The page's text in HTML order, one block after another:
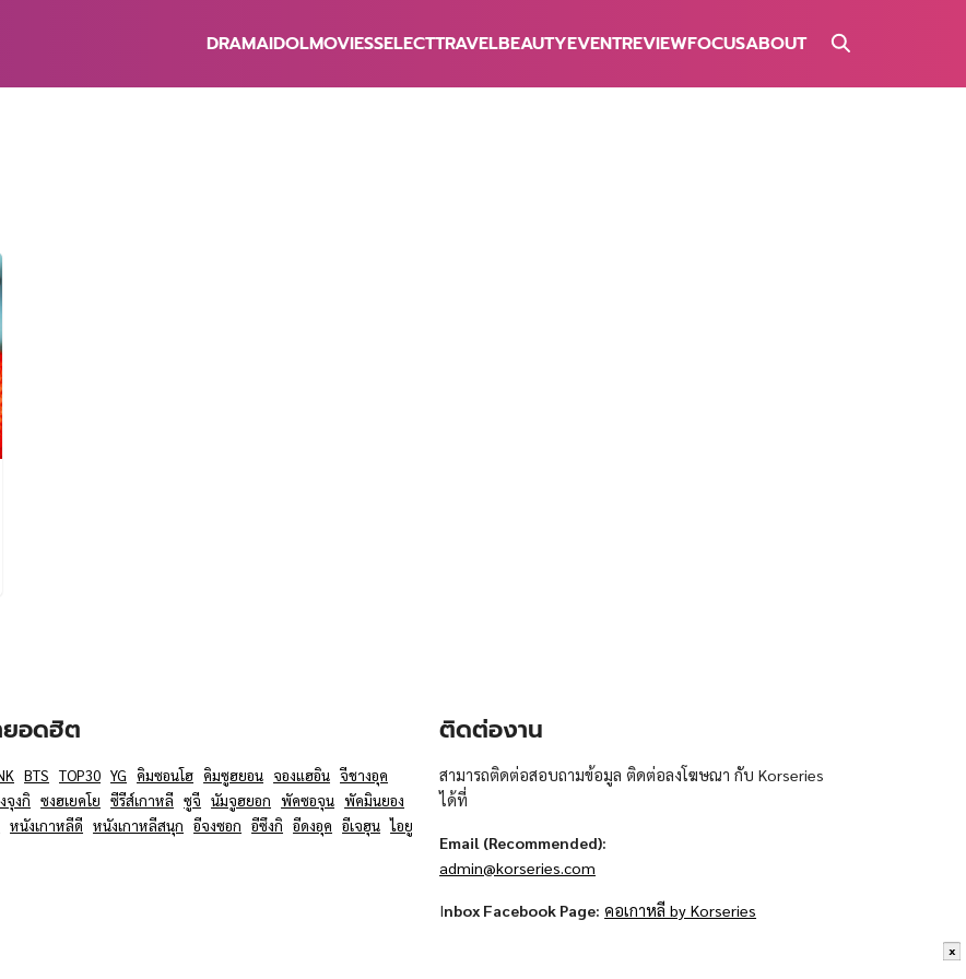
x
DRAMAIDOLMOVIESSELECTTRAVELBEAUTYEVENTREVIEWFOCUSABOUT
ยอดฮิต
BTS TOP30 YG คิมซอนโฮ คิมซูฮยอน จองแฮอิน จีชางอุค
จุงกิ ซงฮเยคโย ซีรีส์เกาหลี ซูจี นัมจูฮยอก พัคซอจุน พัคมินยอง
หนังเกาหลีดี หนังเกาหลีสนุก อีจงซอก อีซึงกิ อีดงอุค อีเจฮุน ไอยู
ติดต่องาน
สามารถติดต่อสอบถามข้อมูล ติดต่อลงโฆษณา กับ Korseries
ได้ที่
Email (Recommended):
admin@korseries.com
Inbox Facebook Page: คอเกาหลี by Korseries